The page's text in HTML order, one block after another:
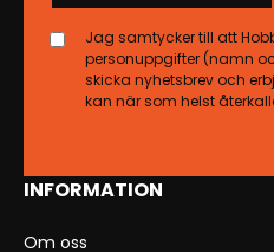
INFORMATION
Om oss
Jag samtycker till att
personuppgifter (namn
skicka nyhetsbrev och
kan när som helst